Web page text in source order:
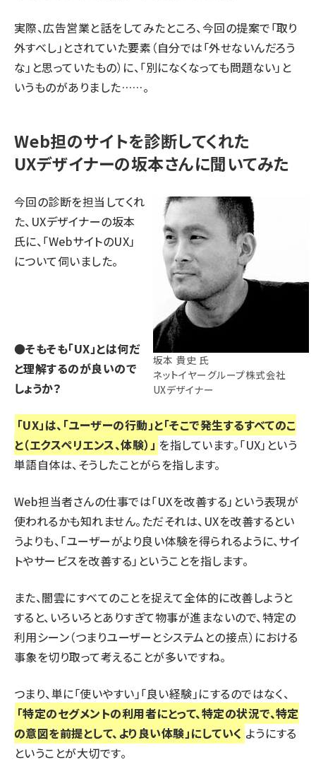
実際、広告営業と話をしてみたところ、今回の提案で「取り
外すべし」とされていた要素（自分では「外せないんだろう
な」と思っていたもの）に、「別になくなっても問題ない」と
いうものがありました……。
Web担のサイトを診断してくれた
UXデザイナーの坂本さんに聞いてみた
坂本 貴史 氏
ネットイヤーグループ株式会社
UXデザイナー
今回の診断を担当してくれ
た、UXデザイナーの坂本
氏に、「WebサイトのUX」
について伺いました。
●そもそも「UX」とは何だ
と理解するのが良いので
しょうか？
「UX」は、「ユーザーの行動」と「そこで発生するすべてのこ
と（エクスペリエンス、体験）」 を指しています。「UX」という
単語自体は、そうしたことがらを指します。
Web担当者さんの仕事では「UXを改善する」という表現が
使われるかも知れません。ただそれは、UXを改善するとい
うよりも、「ユーザーがより良い体験を得られるように、サイ
トやサービスを改善する」ということを指します。
また、闇雲にすべてのことを捉えて全体的に改善しようと
すると、いろいろとありすぎて物事が進まないので、特定の
利用シーン（つまりユーザーとシステムとの接点）における
事象を切り取って考えることが多いですね。
つまり、単に「使いやすい」「良い経験」にするのではなく、
「特定のセグメントの利用者にとって、特定の状況で、特定
の意図を前提として、より良い体験」にしていく ようにする
ということが大切です。